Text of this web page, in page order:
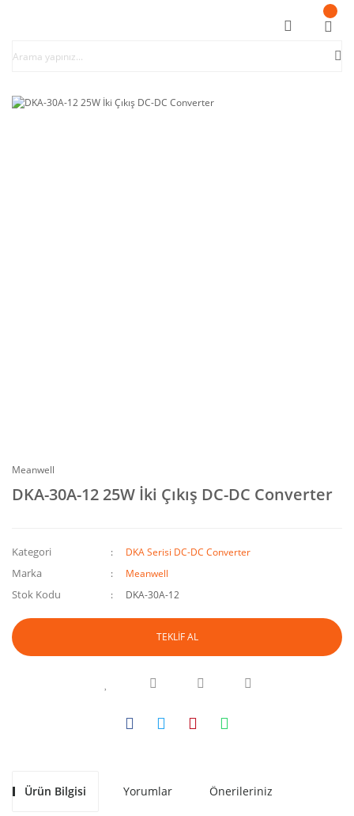
Meanwell
DKA-30A-12 25W İki Çıkış DC-DC Converter
Kategori DKA Serisi DC-DC Converter
Marka Meanwell
Stok Kodu DKA-30A-12
TEKLİF AL
Ürün Bilgisi Yorumlar Önerileriniz